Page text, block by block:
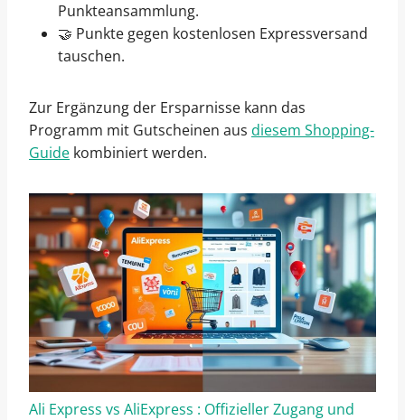
Punkteansammlung.
🤝 Punkte gegen kostenlosen Expressversand
tauschen.
Zur Ergänzung der Ersparnisse kann das
Programm mit Gutscheinen aus diesem Shopping-
Guide kombiniert werden.
Ali Express vs AliExpress : Offizieller Zugang und